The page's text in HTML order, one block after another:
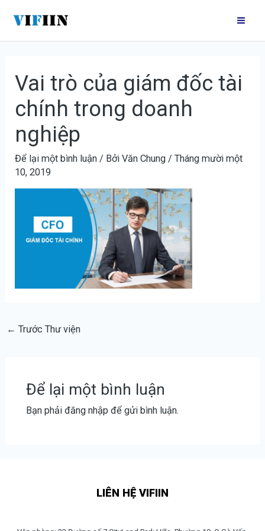
nội
Vai trò của giám đốc tài
chính trong doanh
nghiệp
Để lại một bình luận / BởiVăn Chung /Tháng mười một
10, 2019
hướng
bài
← Trước Thư viện
Để lại một bình luận
Bạn phải đăng nhậpđể gửi bình luận.
LIÊN HỆ VIFIIN